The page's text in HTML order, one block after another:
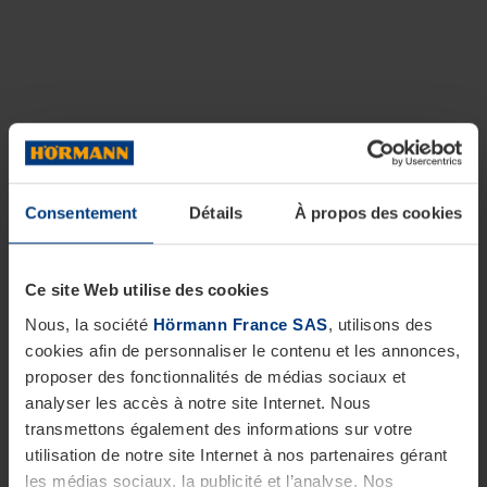
Consentement Détails À propos des cookies
Ce site Web utilise des cookies
Nous, la société Hörmann France SAS, utilisons des
cookies afin de personnaliser le contenu et les annonces,
proposer des fonctionnalités de médias sociaux et
analyser les accès à notre site Internet. Nous
transmettons également des informations sur votre
utilisation de notre site Internet à nos partenaires gérant
les médias sociaux, la publicité et l’analyse. Nos